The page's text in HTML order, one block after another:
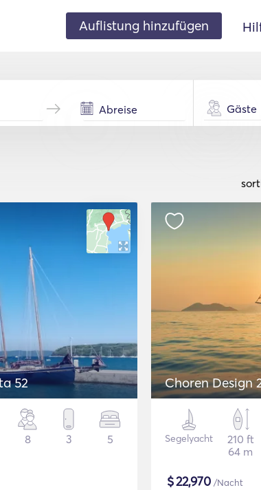
Auflistung hinzufügen
Gäste
52
8 3 5
Choren Design
Segelyacht
210 ft
64 m
$22,970 /Nacht